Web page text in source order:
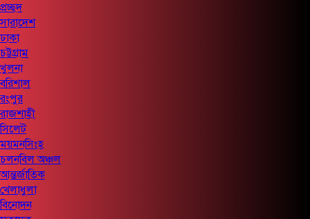
প্রচ্ছদ
সারাদেশ
ঢাকা
চট্টগ্রাম
খুলনা
বরিশাল
রংপুর
রাজশাহী
সিলেট
ময়মনসিংহ
চলনবিল অঞ্চল
আন্তর্জাতিক
খেলাধুলা
বিনোদন